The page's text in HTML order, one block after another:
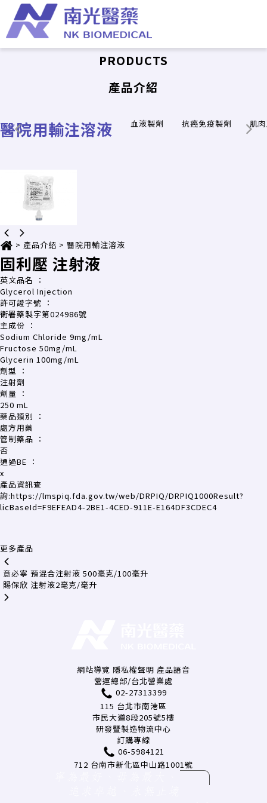
PRODUCTS
產品介紹
醫院用輸注溶液 血液製劑 抗癌免疫製劑 肌
> 產品介紹 > 醫院用輸注溶液
固利壓 注射液
英文品名
：
Glycerol Injection
許可證字號 ：
衛署藥製字第024986號
主成份 ：
Sodium Chloride 9mg/mL
Fructose 50mg/mL
Glycerin 100mg/mL
劑型 ：
注射劑
劑量 ：
250 mL
藥品類別
：
處方用藥
管制藥品 ：
否
通過BE ：
x
產品資訊查
詢:https://lmspiq.fda.gov.tw/web/DRPIQ/DRPIQ1000Result?
licBaseId=F9EFEAD4-2BE1-4CED-911E-E164DF3CDEC4
更多產品
意必寧 預混合注射液 500毫克/100毫升
賜保欣 注射液2毫克/毫升
網站導覽 隱私權聲明 產品語音
營運總部/台北營業處
02-27313399
115 台北市南港區
市民大道8段205號5樓
研發暨製造物流中心
訂購專線
06-5984121
712 台南市新化區中山路1001號